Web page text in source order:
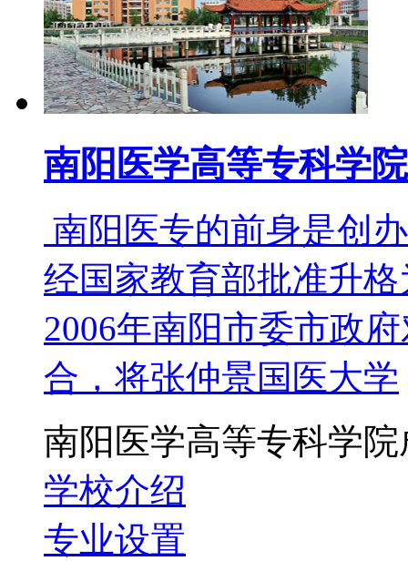
南阳医学高等专科学
南阳医专的前身是创
经国家教育部批准升
2006年南阳市委市政
合，将张仲景国医大学
南阳医学高等专科学
学校介绍
专业设置